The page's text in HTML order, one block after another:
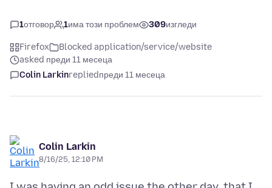
1отговор 1има този проблем 309изгледи
Firefox
Blocked application/service/website
asked преди 11 месеца
Colin Larkinrepliedпреди 11 месеца
Colin Larkin
8/16/25, 12:10 PM